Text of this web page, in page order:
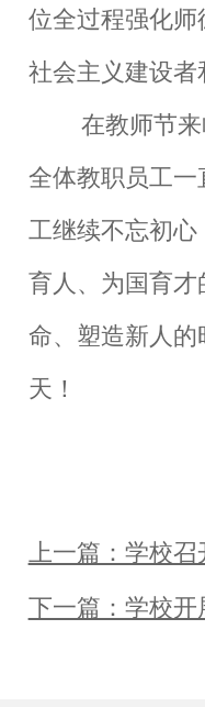
位全过程强化
社会主义建设者
在教师节来
全体教职员工
工继续不忘初
育人、为国育
命、塑造新人
天！
上一篇：学校
下一篇：学校